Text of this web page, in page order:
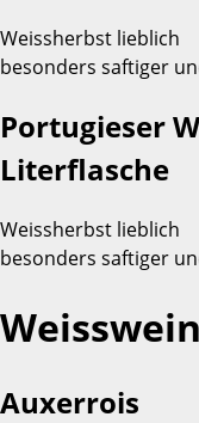
Weissherbst lieblich
besonders saftiger
Portugieser
Literflasche
Weissherbst lieblich
besonders saftiger
Auxerrois